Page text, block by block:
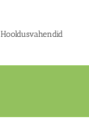
Hooldusvahendid